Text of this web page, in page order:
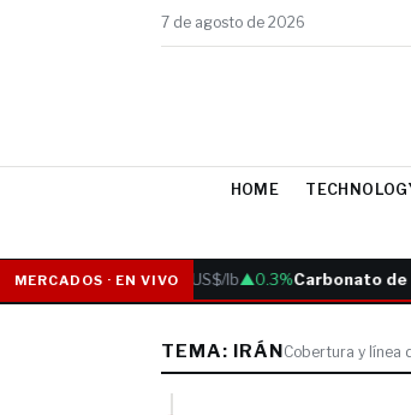
7 de agosto de 2026
HOME
MERCADOS · EN VIVO
Cobre6.05 US$/lb▲0.3%Carbonato de
TEMA: IRÁNCobertura y línea